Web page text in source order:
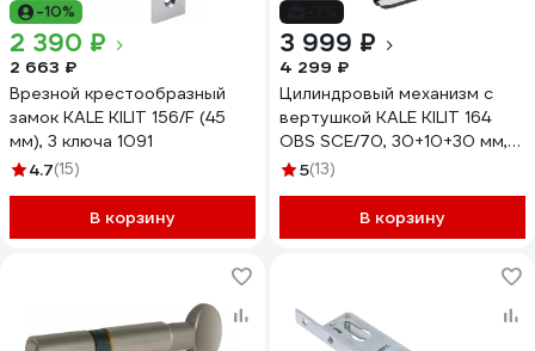
-10%
2 390 ₽
2 663 ₽
Врезной крестообразный
замок KALE KILIT 156/F (45
мм), 3 ключа 1091
4.7(15)
В корзину
3 999 ₽
4 299 ₽
Цилиндровый механизм с
вертушкой KALE KILIT 164
OBS SCE/70, 30+10+30 мм,
никель, 5 кл. new 45201
5(13)
В корзину